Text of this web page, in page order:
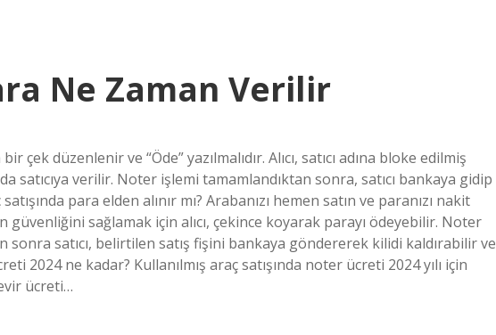
Ne Zaman Verilir
çek düzenlenir ve “Öde” yazılmalıdır. Alıcı, satıcı adına bloke edilmiş
satıcıya verilir. Noter işlemi tamamlandıktan sonra, satıcı bankaya gidip
para elden alınır mı? Arabanızı hemen satın ve paranızı nakit
güvenliğini sağlamak için alıcı, çekince koyarak parayı ödeyebilir. Noter
sonra satıcı, belirtilen satış fişini bankaya göndererek kilidi kaldırabilir ve
2024 ne kadar? Kullanılmış araç satışında noter ücreti 2024 yılı için
ücreti…